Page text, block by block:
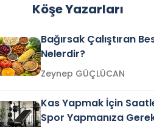
Köşe Yazarları
Bağırsak Çalıştıran
Nelerdir?
Zeynep GÜÇLÜCAN
Kas Yapmak İçin
Spor Yapmanıza